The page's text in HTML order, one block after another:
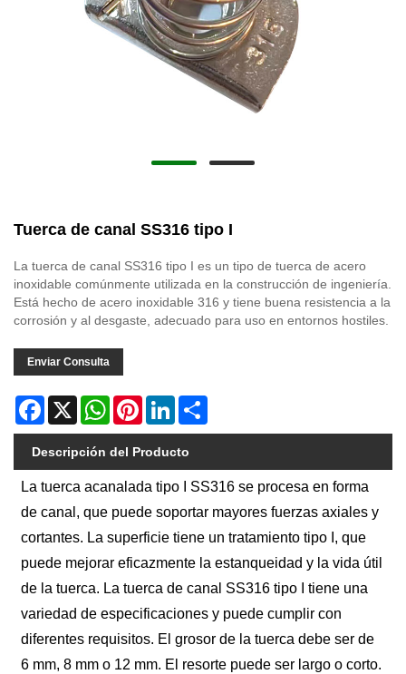
Tuerca de canal SS316 tipo I
La tuerca de canal SS316 tipo I es un tipo de tuerca de acero
inoxidable comúnmente utilizada en la construcción de ingeniería.
Está hecho de acero inoxidable 316 y tiene buena resistencia a la
corrosión y al desgaste, adecuado para uso en entornos hostiles.
Enviar Consulta
Facebook
X WhatsAppPinterestLinkedIn
Descripción del Producto
La tuerca acanalada tipo I SS316 se procesa en forma
de canal, que puede soportar mayores fuerzas axiales y
cortantes. La superficie tiene un tratamiento tipo I, que
puede mejorar eficazmente la estanqueidad y la vida útil
de la tuerca. La tuerca de canal SS316 tipo I tiene una
variedad de especificaciones y puede cumplir con
diferentes requisitos. El grosor de la tuerca debe ser de
6 mm, 8 mm o 12 mm. El resorte puede ser largo o corto.